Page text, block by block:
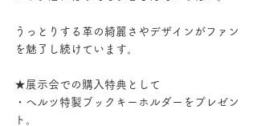
うっとりする革の綺麗さやデザインがファン
を魅了し続けています。
★展示会での購入特典として
・ヘルツ特製ブックキーホルダーをプレゼン
ト。